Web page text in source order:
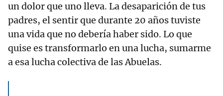
un dolor que uno lleva. La desaparición de tus
padres, el sentir que durante 20 años tuviste
una vida que no debería haber sido. Lo que
quise es transformarlo en una lucha, sumarme
a esa lucha colectiva de las Abuelas.